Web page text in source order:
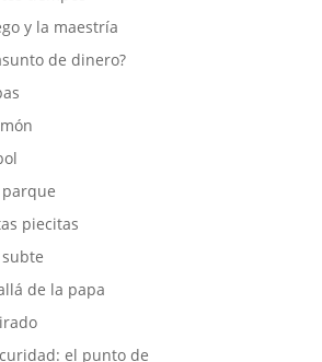
y la maestría
de dinero?
parque
piecitas
de la papa
el punto de